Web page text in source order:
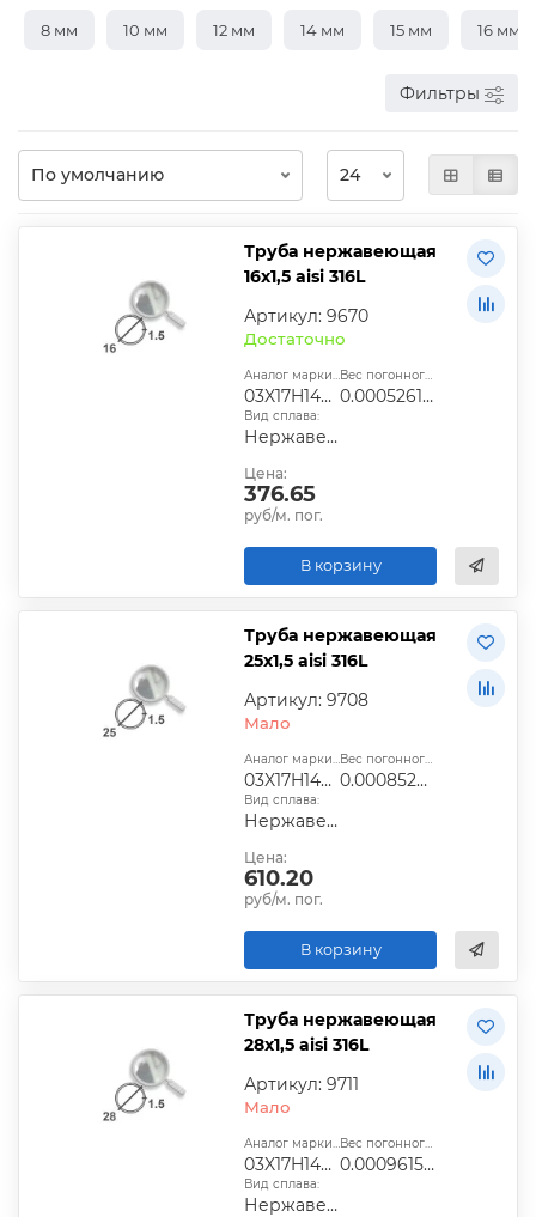
8 мм 10 мм 12 мм 14 мм 15 мм 16 мм
Фильтры
Труба нержавеющая
16х1,5 aisi 316L
Артикул: 9670
Достаточно
Аналог марки стали:
03X17H14М2
Вес погонного метра, т.:
0.0005261325
Вид сплава:
Нержавеющий
Цена:
376.65
руб/м. пог.
В корзину
Труба нержавеющая
25х1,5 aisi 316L
Артикул: 9708
Мало
Аналог марки стали:
03X17H14М2
Вес погонного метра, т.:
0.0008526975
Вид сплава:
Нержавеющий
Цена:
610.20
руб/м. пог.
В корзину
Труба нержавеющая
28х1,5 aisi 316L
Артикул: 9711
Мало
Аналог марки стали:
03X17H14М2
Вес погонного метра, т.:
0.0009615525
Вид сплава:
Нержавеющий